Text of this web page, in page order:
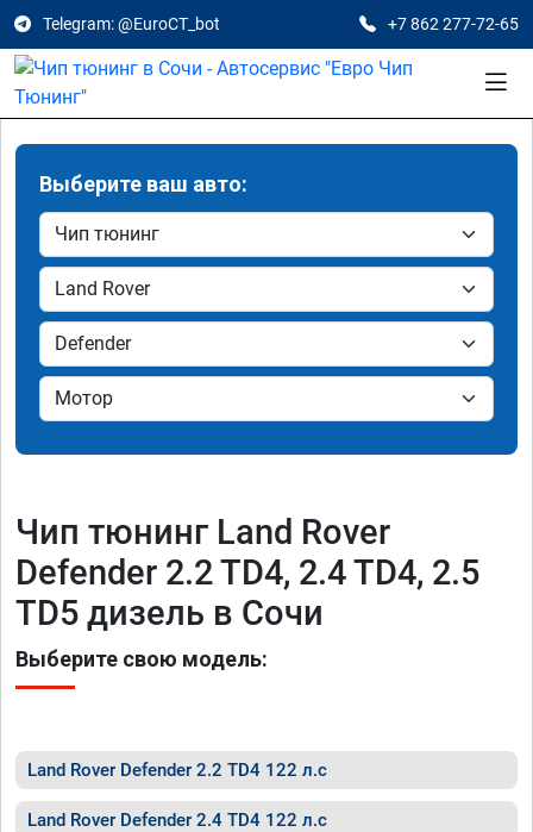
Telegram: @EuroCT_bot +7 862 277-72-65
Выберите ваш авто:
Чип тюнинг Land Rover
Defender 2.2 TD4, 2.4 TD4, 2.5
TD5 дизель в Сочи
Выберите свою модель:
Land Rover Defender 2.2 TD4 122 л.с
Land Rover Defender 2.4 TD4 122 л.с